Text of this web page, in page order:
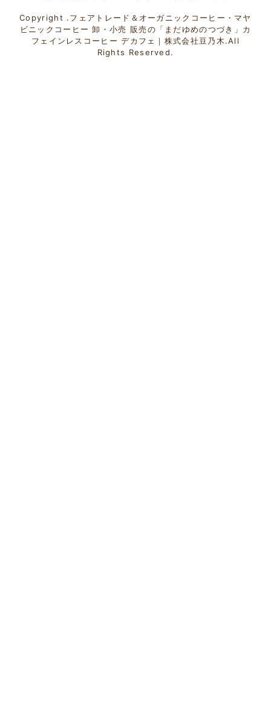
Copyright .フェアトレード＆オーガニックコーヒー・マヤ
ビニックコーヒー 卸・小売 販売の「まだゆめのつづき」カ
フェインレスコーヒー デカフェ｜株式会社豆乃木.All
Rights Reserved.